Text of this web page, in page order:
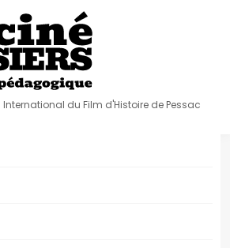
du Film d'Histoire de Pessac